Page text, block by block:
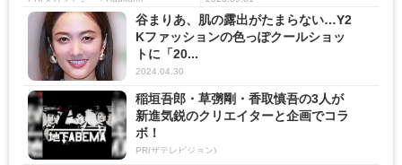
谷まりあ、肌の露出がたまらない…Y2
Kファッションの色っぽクールショッ
トに「20...
2024.04.30
稲垣吾郎・草彅剛・香取慎吾の3人が
新進気鋭のクリエイターと企画でコラ
ボ！
PR(ザテレビジョン)